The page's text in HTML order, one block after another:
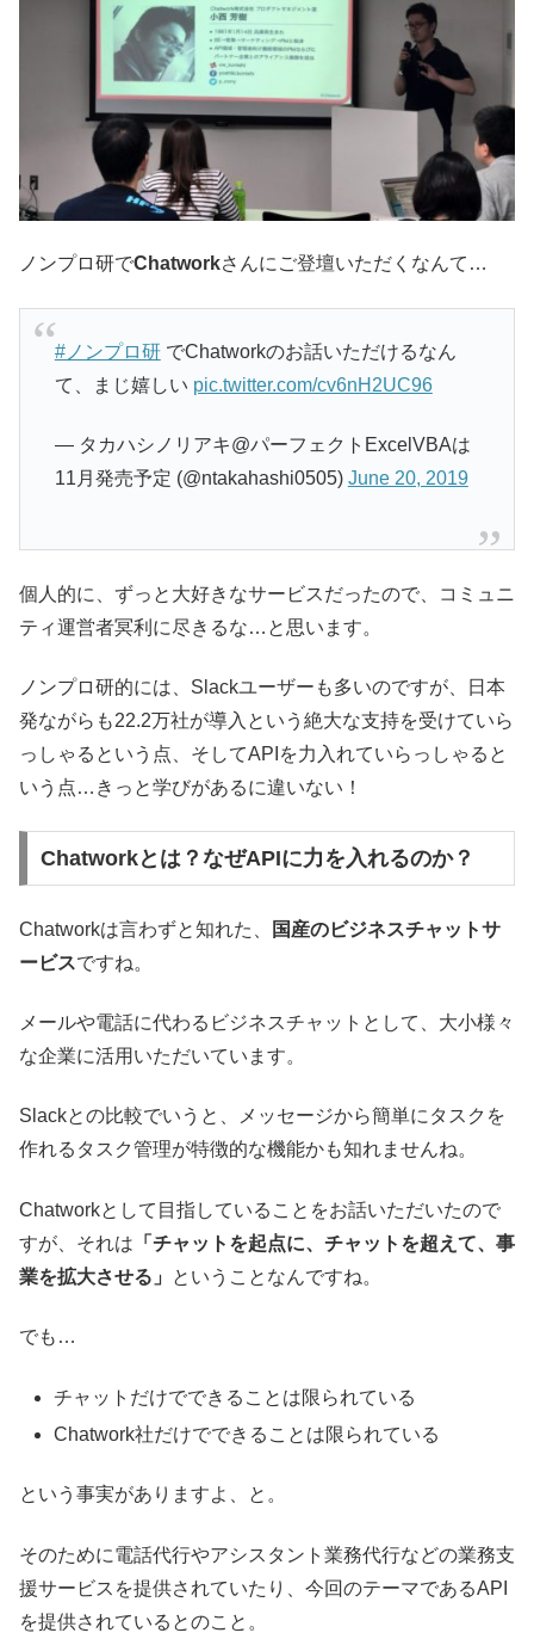
ノンプロ研でChatworkさんにご登壇いただくなんて…
#ノンプロ研でChatworkのお話いただけるなん
て、まじ嬉しい pic.twitter.com/cv6nH2UC96
— タカハシノリアキ@パーフェクトExcelVBAは
11月発売予定 (@ntakahashi0505) June 20, 2019
個人的に、ずっと大好きなサービスだったので、コミュニ
ティ運営者冥利に尽きるな…と思います。
ノンプロ研的には、Slackユーザーも多いのですが、日本
発ながらも22.2万社が導入という絶大な支持を受けていら
っしゃるという点、そしてAPIを力入れていらっしゃると
いう点…きっと学びがあるに違いない！
Chatworkとは？なぜAPIに力を入れるのか？
Chatworkは言わずと知れた、
国産のビジネスチャットサ
ービスですね。
メールや電話に代わるビジネスチャットとして、大小様々
な企業に活用いただいています。
Slackとの比較でいうと、メッセージから簡単にタスクを
作れるタスク管理が特徴的な機能かも知れませんね。
Chatworkとして目指していることをお話いただいたので
すが、それは 「チャットを起点に、チャットを超えて、事
業を拡大させる」
ということなんですね。
でも…
チャットだけでできることは限られている
Chatwork社だけでできることは限られている
という事実がありますよ、と。
そのために電話代行やアシスタント業務代行などの業務支
援サービスを提供されていたり、今回のテーマであるAPI
を提供されているとのこと。